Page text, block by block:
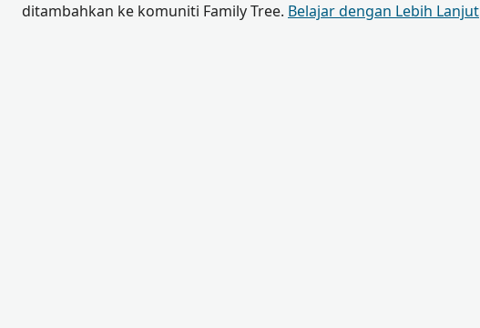
ditambahkan ke komuniti Family Tree. Belajar dengan Lebih Lanjut